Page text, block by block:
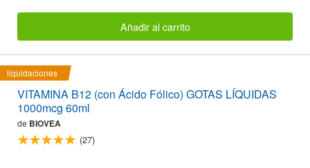
Añadir al carrito
liquidaciones
VITAMINA B12 (con Ácido Fólico) GOTAS LÍQUIDAS
1000mcg 60ml
de BIOVEA
(27)